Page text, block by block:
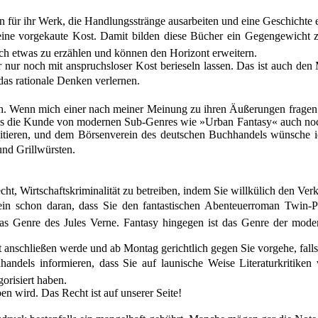
ihr Werk, die Handlungsstränge ausarbeiten und eine
vorgekaute Kost. Damit bilden diese Bücher ein Gegengewicht
etwas zu erzählen und können den Horizont erweitern.
noch mit anspruchsloser Kost berieseln lassen. Das ist auch
rationale Denken verlernen.
Wenn mich einer nach meiner Meinung zu ihren Äußerungen
Kunde von modernen Sub-Genres wie »Urban Fantasy« auch
und dem Börsenverein des deutschen Buchhandels
Grillwürsten.
Wirtschaftskriminalität zu betreiben, indem Sie willkülich den
daran, dass Sie den fantastischen Abenteuerroman Twin-
Genre des Jules Verne. Fantasy hingegen ist das Genre der
werde und ab Montag gerichtlich gegen Sie vorgehe,
informieren, dass Sie auf launische Weise Literaturkritiken
haben.
wird. Das Recht ist auf unserer Seite!